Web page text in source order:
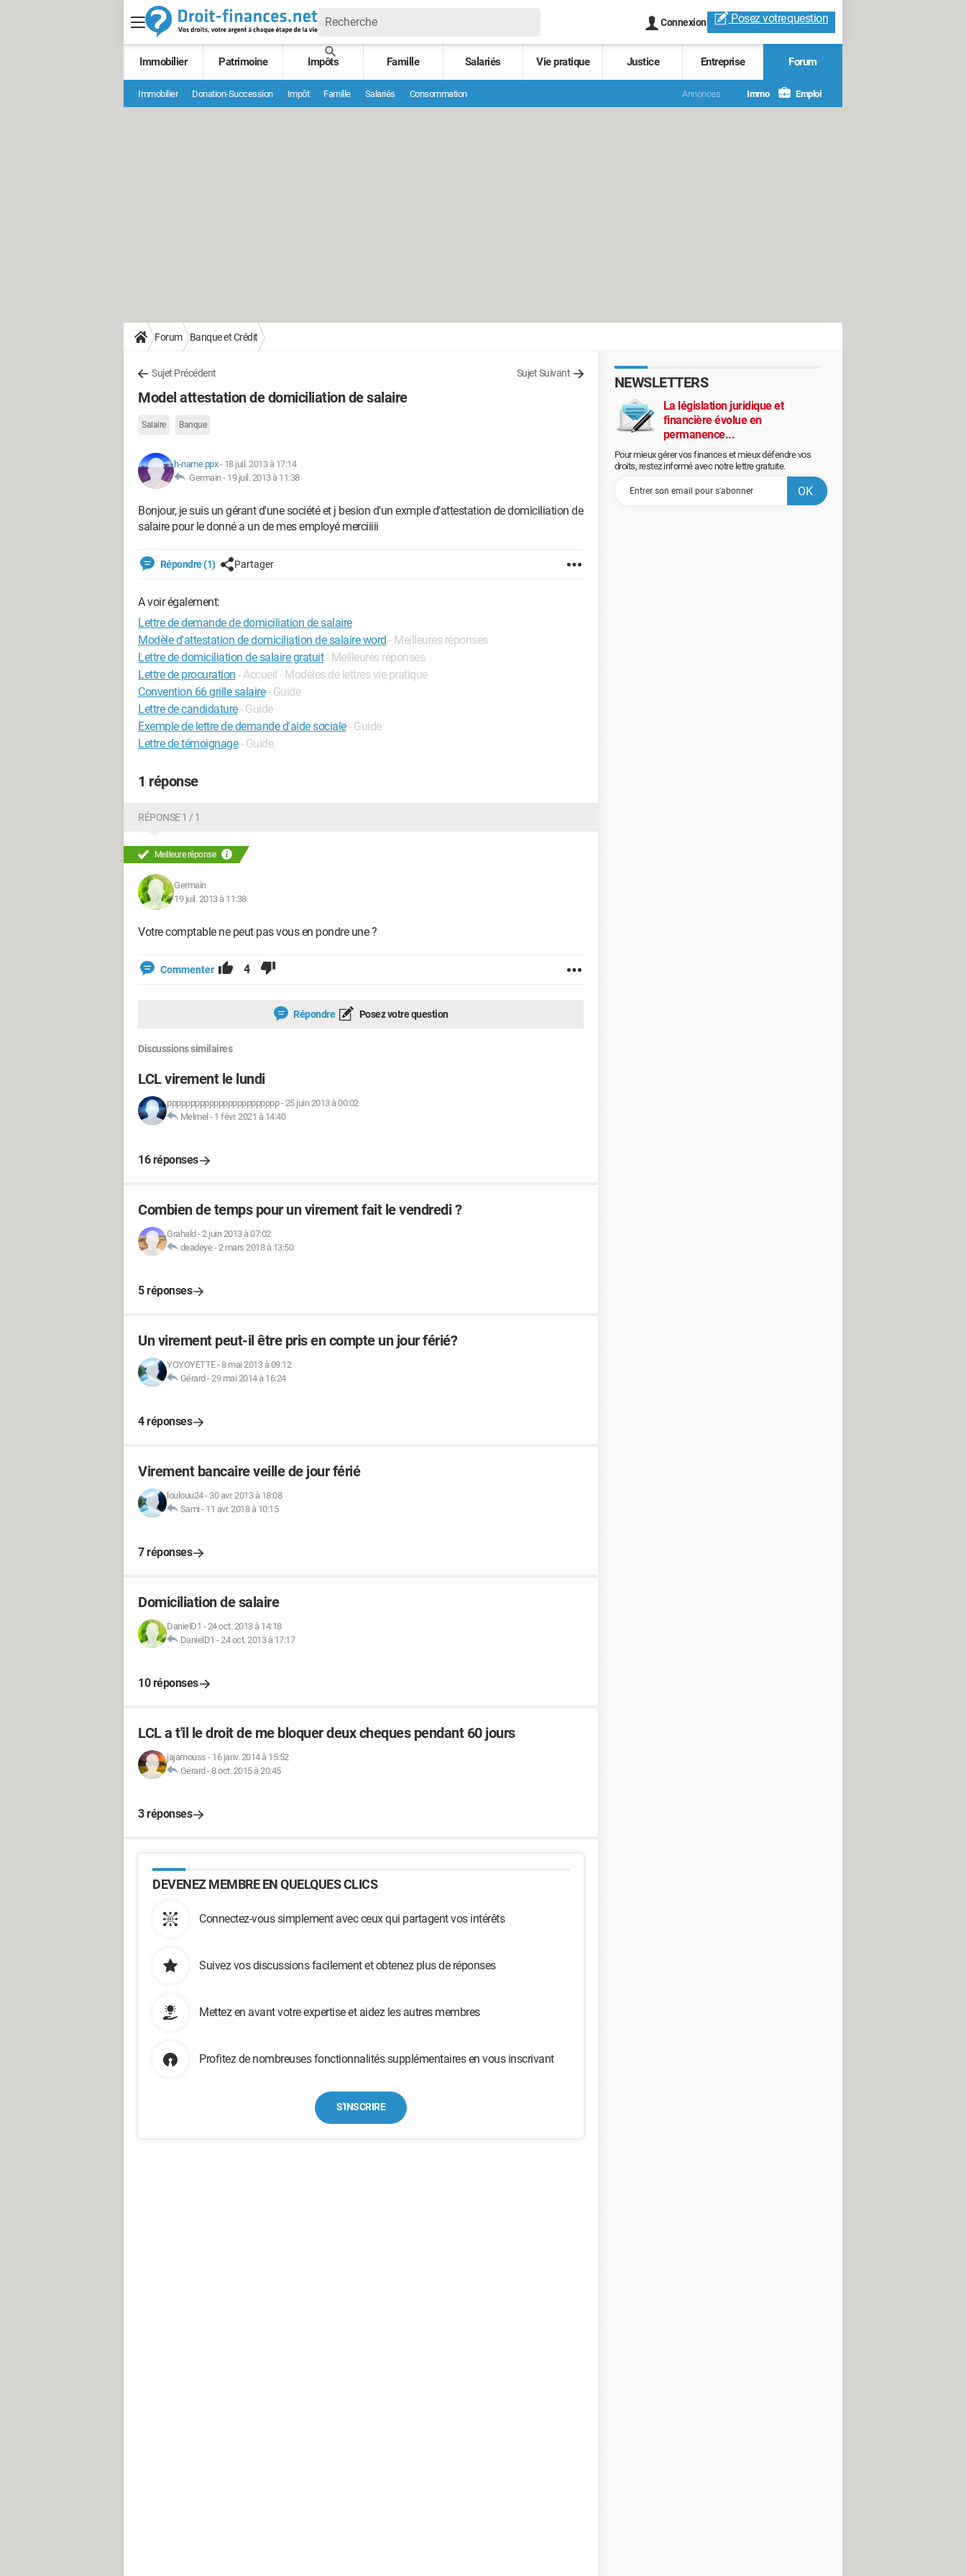
Connexion Posez votrequestion
Immobilier Patrimoine Impôts Famille Salariés Vie pratique Justice Entreprise Forum
Immobilier Donation-Succession Impôt Famille Salariés Consommation Annonces Immo Emploi
Forum Banque et Crédit
Sujet Précédent Sujet Suivant
Model attestation de domiciliation de salaire
Salaire Banque
h-name ppx- 18 juil. 2013 à 17:14
Germain - 19 juil. 2013 à 11:38
Bonjour, je suis un gérant d'une société et j besion d'un exmple d'attestation de domiciliation de
salaire pour le donné a un de mes employé merciiiii
Répondre (1) Partager
A voir également:
Lettre de demande de domiciliation de salaire
Modèle d'attestation de domiciliation de salaire word - Meilleures réponses
Lettre de domiciliation de salaire gratuit - Meilleures réponses
Lettre de procuration - Accueil - Modèles de lettres vie pratique
Convention 66 grille salaire - Guide
Lettre de candidature- Guide
Exemple de lettre de demande d'aide sociale- Guide
Lettre de témoignage - Guide
1 réponse
RÉPONSE 1 / 1
Meilleure réponse
Germain
19 juil. 2013 à 11:38
Votre comptable ne peut pas vous en pondre une ?
Commenter 4
Répondre Posez votre question
Discussions similaires
LCL virement le lundi
pppppppppppppppppppppppp-25 juin 2013 à 00:02
Melmel - 1 févr. 2021 à 14:40
16 réponses
Combien de temps pour un virement fait le vendredi ?
Grahald -2 juin 2013 à 07:02
deadeye-2 mars 2018 à 13:50
5 réponses
Un virement peut-il être pris en compte un jour férié?
YOYOYETTE-8 mai 2013 à 09:12
Gérard -29 mai 2014 à 16:24
4 réponses
Virement bancaire veille de jour férié
loulouu24- 30 avr. 2013 à 18:08
Sami - 11 avr. 2018 à 10:15
7 réponses
Domiciliation de salaire
DanielD1 -24 oct. 2013 à 14:18
DanielD1 -24 oct. 2013 à 17:17
10 réponses
LCL a t'il le droit de me bloquer deux cheques pendant 60 jours
jajamouss - 16 janv. 2014 à 15:52
Gérard -8 oct. 2015 à 20:45
3 réponses
DEVENEZ MEMBRE EN QUELQUES CLICS
Connectez-vous simplement avec ceux qui partagent vos intérêts
Suivez vos discussions facilement et obtenez plus de réponses
Mettez en avant votre expertise et aidez les autres membres
Profitez de nombreuses fonctionnalités supplémentaires en vous inscrivant
S'INSCRIRE
NEWSLETTERS
La législation juridique et
financière évolue en
permanence...
Pour mieux gérer vos finances et mieux défendre vos
droits, restez informé avec notre lettre gratuite.